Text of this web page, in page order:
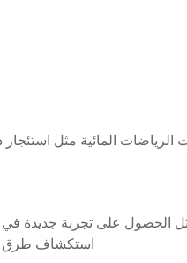
مثل الحصول على تجربة
استكشاف طرق